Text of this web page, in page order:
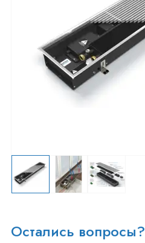
Остались вопросы?